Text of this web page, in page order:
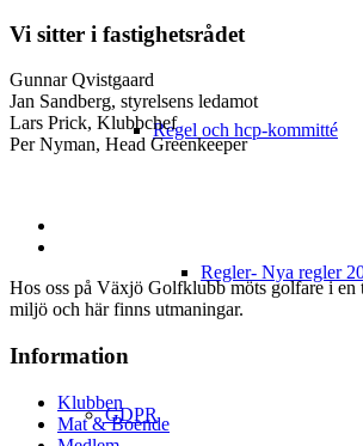
Regel och hcp-kommitté
Regler- Nya regler
GDPR
Vi sitter i fastighetsrådet
Gunnar Qvistgaard
Jan Sandberg, styrelsens ledamot
Lars Prick, Klubbchef
Per Nyman, Head Greenkeeper
Hos oss på Växjö Golfklubb möts golfare i en
miljö och här finns utmaningar.
Information
Klubben
Mat & Boende